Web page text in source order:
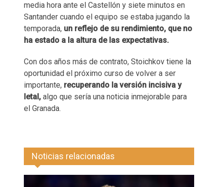
media hora ante el Castellón y siete minutos en
Santander cuando el equipo se estaba jugando la
temporada, un reflejo de su rendimiento, que no
ha estado a la altura de las expectativas.
Con dos años más de contrato, Stoichkov tiene la
oportunidad el próximo curso de volver a ser
importante, recuperando la versión incisiva y
letal, algo que sería una noticia inmejorable para
el Granada.
Noticias relacionadas